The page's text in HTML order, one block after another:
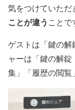
気をつけていただ
ことが違う ことで
ゲストは「鍵の解
ャーは「鍵の解
集」「履歴の閲覧